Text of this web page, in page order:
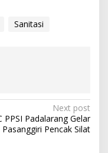
Sanitasi
Next post
PPSI Padalarang Gelar
Pasanggiri Pencak Silat